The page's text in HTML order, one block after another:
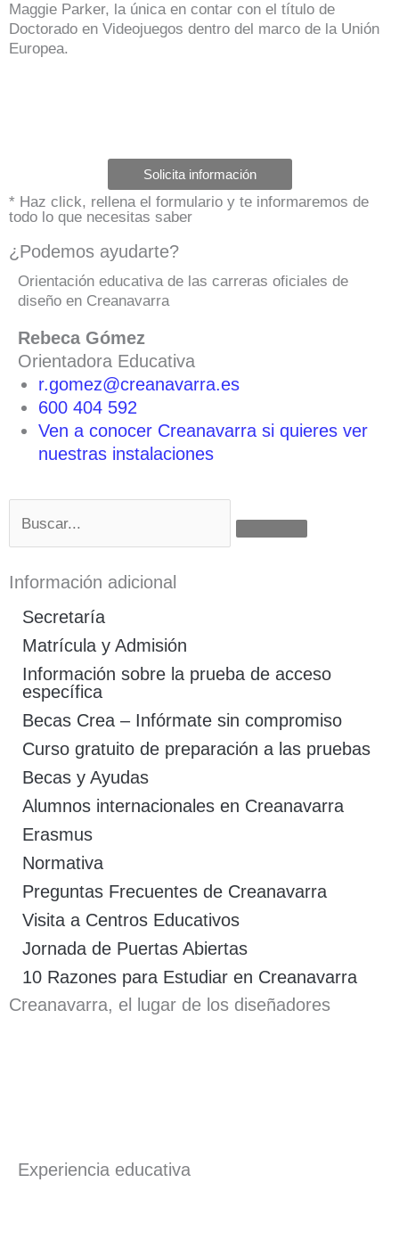
Maggie Parker, la única en contar con el título de
Doctorado en Videojuegos dentro del marco de la Unión
Europea.
Solicita información
* Haz click, rellena el formulario y te informaremos de
todo lo que necesitas saber
¿Podemos ayudarte?
Orientación educativa de las carreras oficiales de
diseño en Creanavarra
Rebeca Gómez
Orientadora Educativa
r.gomez@creanavarra.es
600 404 592
Ven a conocer Creanavarra si quieres ver
nuestras instalaciones
Información adicional
Secretaría
Matrícula y Admisión
Información sobre la prueba de acceso
específica
Becas Crea – Infórmate sin compromiso
Curso gratuito de preparación a las pruebas
Becas y Ayudas
Alumnos internacionales en Creanavarra
Erasmus
Normativa
Preguntas Frecuentes de Creanavarra
Visita a Centros Educativos
Jornada de Puertas Abiertas
10 Razones para Estudiar en Creanavarra
Creanavarra, el lugar de los diseñadores
Experiencia educativa